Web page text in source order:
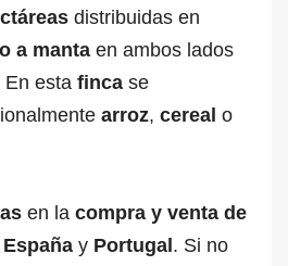
distribuidas en
a manta en ambos lados
En esta finca se
arroz, cereal o
en la compra y venta de
España y Portugal . Si no